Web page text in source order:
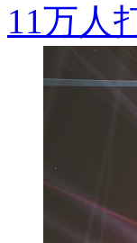
11万人